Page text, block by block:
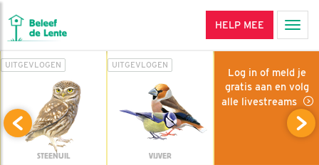
HELP MEE
UITGEVLOGEN
STEENUIL
UITGEVLOGEN
VIJVER
Log in of meld je
gratis aan en volg
alle livestreams